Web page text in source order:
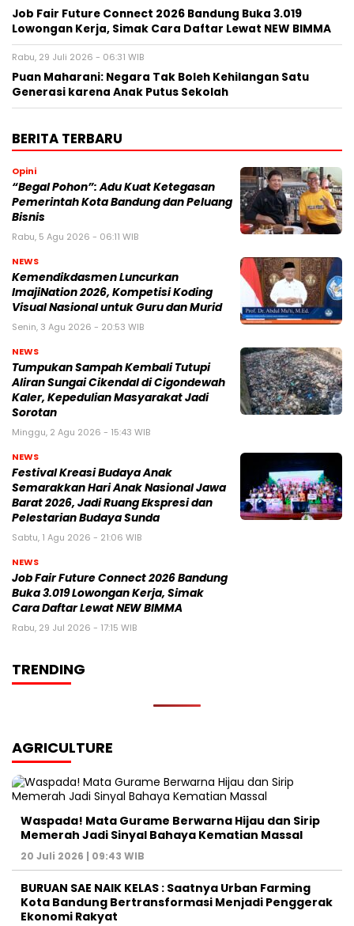
Job Fair Future Connect 2026 Bandung Buka 3.019
Lowongan Kerja, Simak Cara Daftar Lewat NEW BIMMA
Rabu, 29 Juli 2026 - 06:31 WIB
Puan Maharani: Negara Tak Boleh Kehilangan Satu
Generasi karena Anak Putus Sekolah
BERITA TERBARU
Opini
“Begal Pohon”: Adu Kuat Ketegasan
Pemerintah Kota Bandung dan Peluang
Bisnis
Rabu, 5 Agu 2026 - 06:11 WIB
NEWS
Kemendikdasmen Luncurkan
ImajiNation 2026, Kompetisi Koding
Visual Nasional untuk Guru dan Murid
Senin, 3 Agu 2026 - 20:53 WIB
NEWS
Tumpukan Sampah Kembali Tutupi
Aliran Sungai Cikendal di Cigondewah
Kaler, Kepedulian Masyarakat Jadi
Sorotan
Minggu, 2 Agu 2026 - 15:43 WIB
NEWS
Festival Kreasi Budaya Anak
Semarakkan Hari Anak Nasional Jawa
Barat 2026, Jadi Ruang Ekspresi dan
Pelestarian Budaya Sunda
Sabtu, 1 Agu 2026 - 21:06 WIB
NEWS
Job Fair Future Connect 2026 Bandung
Buka 3.019 Lowongan Kerja, Simak
Cara Daftar Lewat NEW BIMMA
Rabu, 29 Jul 2026 - 17:15 WIB
TRENDING
AGRICULTURE
Waspada! Mata Gurame Berwarna Hijau dan Sirip
Memerah Jadi Sinyal Bahaya Kematian Massal
20 Juli 2026 | 09:43 WIB
BURUAN SAE NAIK KELAS : Saatnya Urban Farming
Kota Bandung Bertransformasi Menjadi Penggerak
Ekonomi Rakyat